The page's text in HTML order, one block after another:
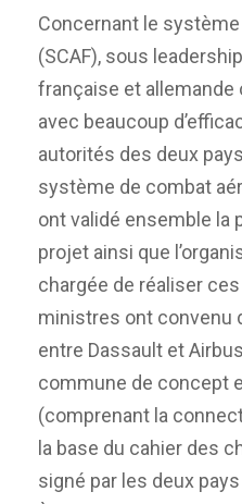
Concernant le
(SCAF), sous
française et allemande
avec beaucoup
autorités des deux
système de combat
ont validé ensemble la
projet ainsi que
chargée de réaliser
ministres ont convenu
entre Dassault et
commune de concept
(comprenant la
la base du cahier des
signé par les deux